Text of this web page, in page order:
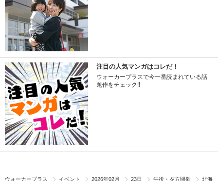
注目の人気マンガはコレだ！
ウォーカープラスで今一番読まれている話
題作をチェック!!
ウォーカープラス イベント 2026年02月 23日 午後・夕方開催
北海